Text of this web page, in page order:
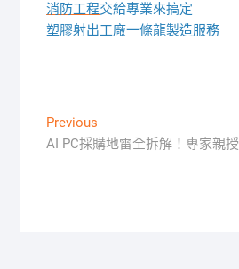
消防工程交給專業來搞定
塑膠射出工廠一條龍製造服務
文
章
Previous
post:
AI PC採購地雷全拆解！專家親